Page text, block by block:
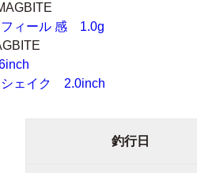
フィール 感 1.0g
シェイク 2.0inch
釣行日